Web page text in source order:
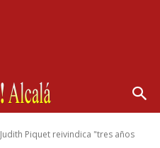
Judith Piquet reivindica "tres años